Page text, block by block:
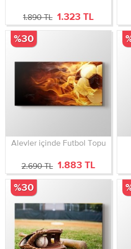
1.890 TL 1.323 TL
Alevler içinde Futbol Topu
2.690 TL 1.883 TL
%30
%30